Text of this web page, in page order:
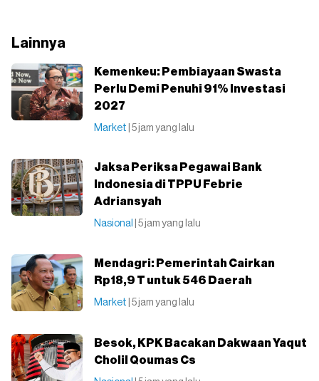
Lainnya
⁠Kemenkeu: Pembiayaan Swasta
Perlu Demi Penuhi 91% Investasi
2027
Market | 5 jam yang lalu
Jaksa Periksa Pegawai Bank
Indonesia di TPPU Febrie
Adriansyah
Nasional | 5 jam yang lalu
Mendagri: Pemerintah Cairkan
Rp18,9 T untuk 546 Daerah
Market | 5 jam yang lalu
Besok, KPK Bacakan Dakwaan Yaqut
Cholil Qoumas Cs